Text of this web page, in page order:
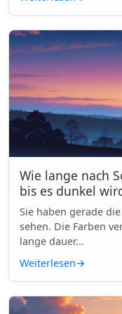
Wie lange nach
bis es dunkel
Sie haben gerade
sehen. Die Farben
lange dauer...
Weiterlesen→